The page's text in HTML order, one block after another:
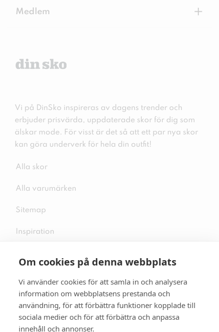
Om cookies på denna webbplats
Vi använder cookies för att samla in och analysera
information om webbplatsens prestanda och
användning, för att förbättra funktioner kopplade till
sociala medier och för att förbättra och anpassa
innehåll och annonser.
Medlem +
Vi på DinSko inspireras av dagens trender och
erbjuder prisvärda, uppdaterade skor för dig som
älskar mode. För visst är det så att ett par nya skor
kan göra underverk för hela din outfit!
Alla skor
Alla varumärken
Sitemap
Inspiration
Följ oss på sociala medier